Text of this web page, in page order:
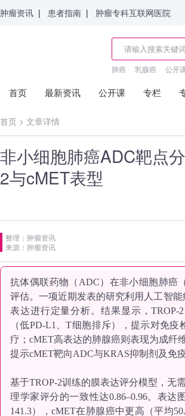
肿瘤资讯 | 患者指南 | 肿瘤专科互联网医院
肺癌 乳腺癌 公开
首页 最新资讯 公开课 专栏
首页 > 文章详情
非小细胞肺癌ADC靶点
2与cMET表型
整理：肿瘤资讯
来源：肿瘤资讯
抗体偶联药物（ADC）在非小细胞肺癌
评估。一项近期发表的研究利用人工智
表达进行定量分析。结果显示，
（低PD-L1、T细胞排斥），提示对免
疗；cMET高表达的肺腺癌则表现为成纤
提示cMET靶向ADC与KRAS抑制剂及免
基于TROP-2训练的膜表达评分模型，无
理学家评分的一致性达0.86–0.96。表达
141.3），cMET在肺腺癌中更高（平均